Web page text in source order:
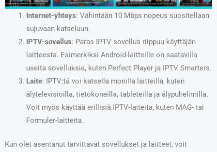
Internet-yhteys: Vähintään 10 Mbps nopeus suositellaan
sujuvaan katseluun.
IPTV-sovellus: Paras IPTV sovellus riippuu käyttäjän
laitteesta. Esimerkiksi Android-laitteille on saatavilla
useita sovelluksia, kuten Perfect Player ja IPTV Smarters.
Laite: IPTV:tä voi katsella monilla laitteilla, kuten
älytelevisioilla, tietokoneilla, tableteilla ja älypuhelimilla.
Voit myös käyttää erillisiä IPTV-laiteita, kuten MAG- tai
Formuler-laitteita.
Kun olet asentanut tarvittavat sovellukset ja laitteet, voit